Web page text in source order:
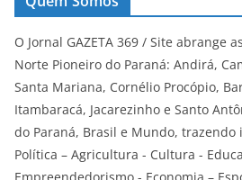
O Jornal GAZETA 369 / Site abrange
Norte Pioneiro do Paraná: Andirá,
Santa Mariana, Cornélio Procópio,
Itambaracá, Jacarezinho e Santo
do Paraná, Brasil e Mundo, trazendo
Política – Agricultura - Cultura -